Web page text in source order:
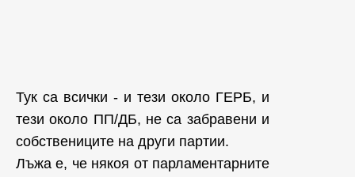
Тук са всички - и тези около ГЕРБ, и
тези около ПП/ДБ, не са забравени и
собствениците на други партии.
Лъжа е, че някоя от парламентарните